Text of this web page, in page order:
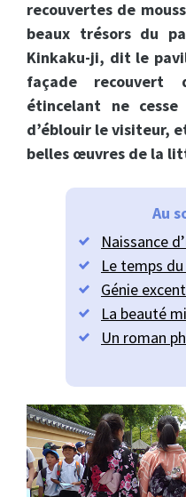
recouvertes de
beaux trésors du
Kinkaku-ji, dit le
façade recouvert
étincelant ne cesse
d’éblouir le visiteur,
belles œuvres de la
Au
Naissance
Le temps
Génie
La beauté
Un roman